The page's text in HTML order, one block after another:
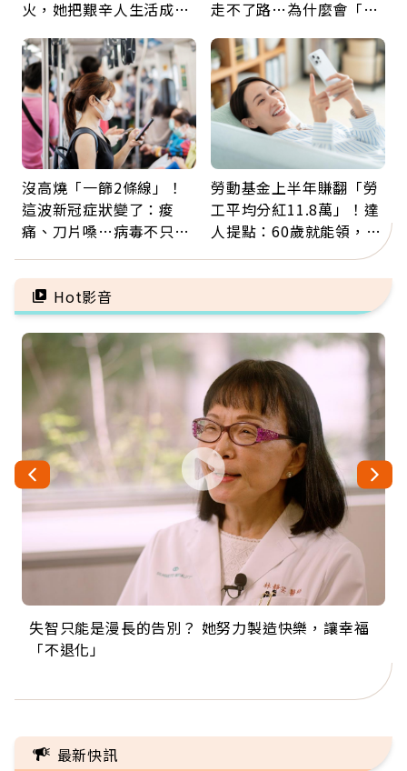
火，她把艱辛人生活成風
福
走不了路…為什麼會「靜
注意
沒高燒「一篩2條線」！
這波新冠症狀變了：痠
痛、刀片嗓…病毒不只攻
管發炎
勞動基金上半年賺翻「勞
工平均分紅11.8萬」！達
人提點：60歲就能領，重
新就業還有隱藏版退休金
Hot影音
失智只能是漫長的告別？ 她努力製造快樂，讓幸福
「不退化」
來自剛果的巧克力神父 為台灣奉獻36年 「台灣是我
的家，我連作夢都講台語！」
63歲卸矽谷副總、搬回台灣找快樂！「蛋黃哥小
丑」走進安養院，逗樂上萬爺奶：退休後才開始真
104歲打破金氏世界紀錄 成為全球最年長羽球選
手，分享長壽的秘密原來是「這個」
事業巔峰他選擇追夢…黑手阿伯拉小提琴還登上小
巨蛋！連CNN都大讚！
最新快訊